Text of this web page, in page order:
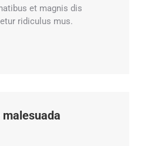
et magnis dis
ridiculus mus.